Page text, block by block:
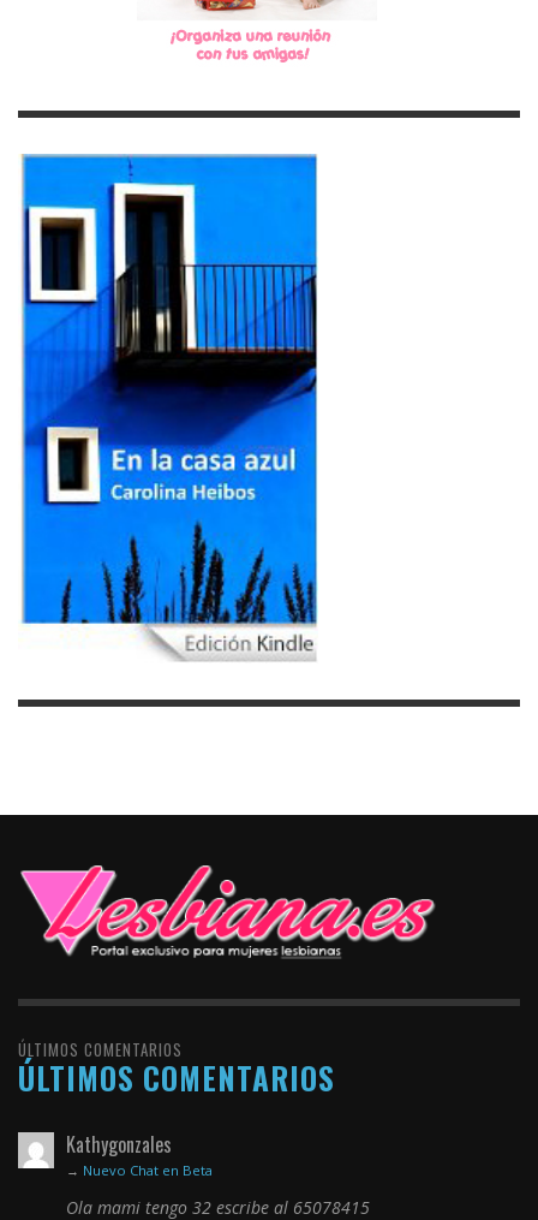
ÚLTIMOS COMENTARIOS
ÚLTIMOS COMENTARIOS
Kathygonzales
→ Nuevo Chat en Beta
Ola mami tengo 32 escribe al 65078415